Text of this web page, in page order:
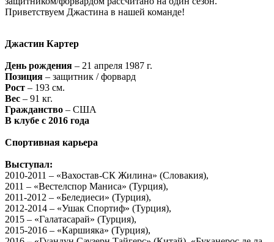
Приветствуем Джастина в нашей команде!
Джастин Картер
День рождения – 21 апреля 1987 г.
Позиция – защитник / форвард
Рост – 193 см.
Вес – 91 кг.
Гражданство – США
В клубе с 2016 года
Спортивная карьера
Выступал:
2010-2011 – «Вахостав-СК Жилина» (Словакия),
2011 – «Вестелспор Маниса» (Турция),
2011-2012 – «Беледиеси» (Турция),
2012-2014 – «Ушак Спортиф» (Турция),
2015 – «Галатасарай» (Турция),
2015-2016 – «Каршияка» (Турция),